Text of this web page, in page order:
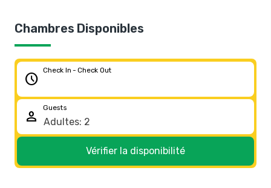
Chambres Disponibles
schedule
Check In - Check Out
person
Guests
Vérifier la disponibilité